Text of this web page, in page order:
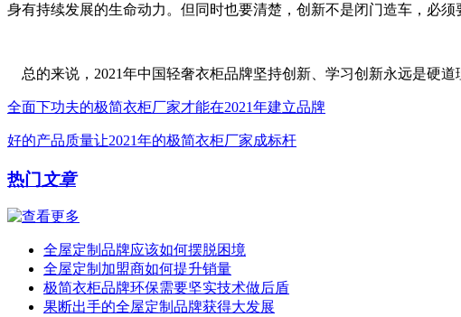
身有持续发展的生命动力。但同时也要清楚，创新不是闭门造车，必
总的来说，2021年中国轻奢衣柜品牌坚持创新、学习创新永远是硬
全面下功夫的极简衣柜厂家才能在2021年建立品牌
好的产品质量让2021年的极简衣柜厂家成标杆
热门文章
全屋定制品牌应该如何摆脱困境
全屋定制加盟商如何提升销量
极简衣柜品牌环保需要坚实技术做后盾
果断出手的全屋定制品牌获得大发展